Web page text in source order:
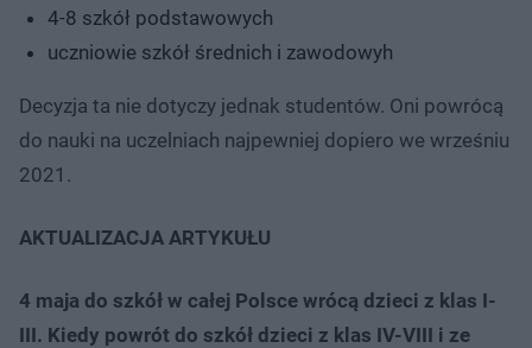
4-8 szkół podstawowych
uczniowie szkół średnich i zawodowyh
Decyzja ta nie dotyczy jednak studentów. Oni powrócą
do nauki na uczelniach najpewniej dopiero we wrześniu
2021.
AKTUALIZACJA ARTYKUŁU
4 maja do szkół w całej Polsce wrócą dzieci z klas I-
III. Kiedy powrót do szkół dzieci z klas IV-VIII i ze